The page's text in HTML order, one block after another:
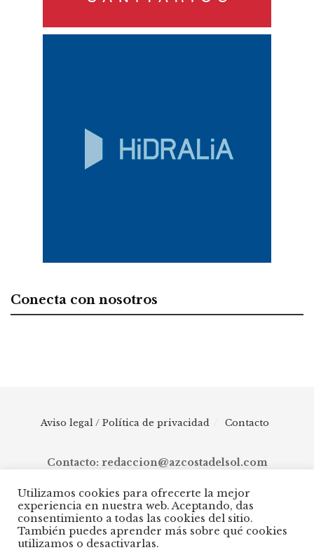
Conecta con nosotros
Aviso legal / Política de privacidad Contacto
Contacto: redaccion@azcostadelsol.com
© 2025 AZ Costa del Sol - Diario digital de Málaga capital hasta
Manilva, pasando por Torremolinos, Benalmádena, Fuengirola,
Mijas, Ojén, Marbella, Istán, Benahavís, Estepona y Casares.
Utilizamos cookies para ofrecerte la mejor
experiencia en nuestra web. Aceptando, das
consentimiento a todas las cookies del sitio.
También puedes aprender más sobre qué cookies
utilizamos o desactivarlas.